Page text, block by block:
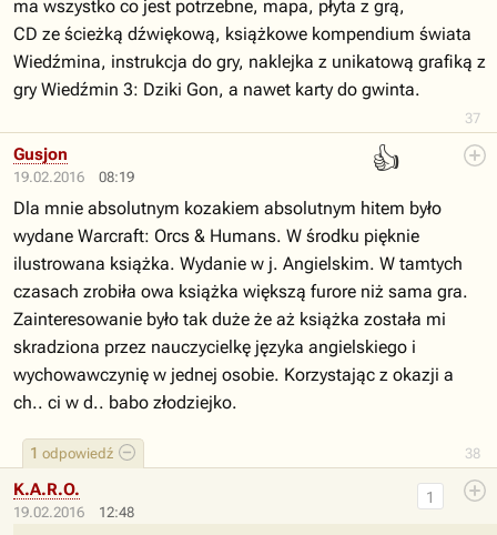
37
ma wszystko co jest potrzebne, mapa, płyta z grą,
CD ze ścieżką dźwiękową, książkowe kompendium świata
Wiedźmina, instrukcja do gry, naklejka z unikatową grafiką z
gry Wiedźmin 3: Dziki Gon, a nawet karty do gwinta.
19.02.2016 08:19
👍
38
1 odpowiedź
Gusjon
Dla mnie absolutnym kozakiem absolutnym hitem było
wydane Warcraft: Orcs & Humans. W środku pięknie
ilustrowana książka. Wydanie w j. Angielskim. W tamtych
czasach zrobiła owa książka większą furore niż sama gra.
Zainteresowanie było tak duże że aż książka została mi
skradziona przez nauczycielkę języka angielskiego i
wychowawczynię w jednej osobie. Korzystając z okazji a
ch.. ci w d.. babo złodziejko.
19.02.2016 12:48
1
K.A.R.O.